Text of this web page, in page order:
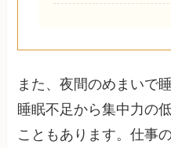
また、夜間のめまいで
睡眠不足から集中力の
こともあります。仕事